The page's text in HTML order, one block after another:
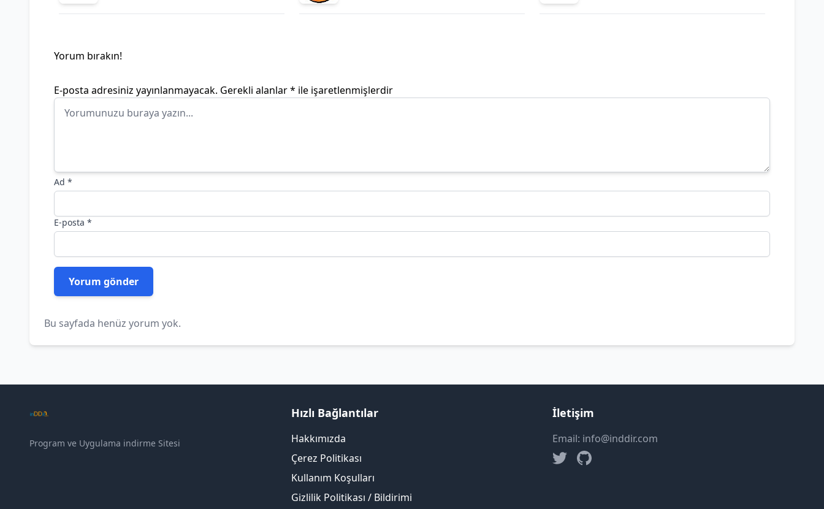
Yorum bırakın!
E-posta adresiniz yayınlanmayacak. Gerekli alanlar* ile işaretlenmişlerdir
Ad *
E-posta *
Bu sayfada henüz yorum yok.
Program ve Uygulama indirme Sitesi
Hızlı Bağlantılar
Hakkımızda
Çerez Politikası
Kullanım Koşulları
Gizlilik Politikası / Bildirimi
İletişim
Email: info@inddir.com